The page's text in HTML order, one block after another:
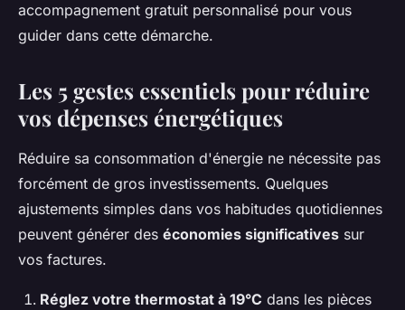
accompagnement gratuit personnalisé pour vous
guider dans cette démarche.
Les 5 gestes essentiels pour réduire
vos dépenses énergétiques
Réduire sa consommation d'énergie ne nécessite pas
forcément de gros investissements. Quelques
ajustements simples dans vos habitudes quotidiennes
peuvent générer des économies significatives sur
vos factures.
Réglez votre thermostat à 19°C dans les pièces